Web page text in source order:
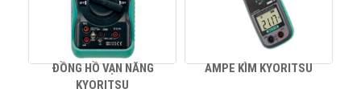
ĐỒNG HỒ VẠN NĂNG
KYORITSU
AMPE KÌM KYORITSU